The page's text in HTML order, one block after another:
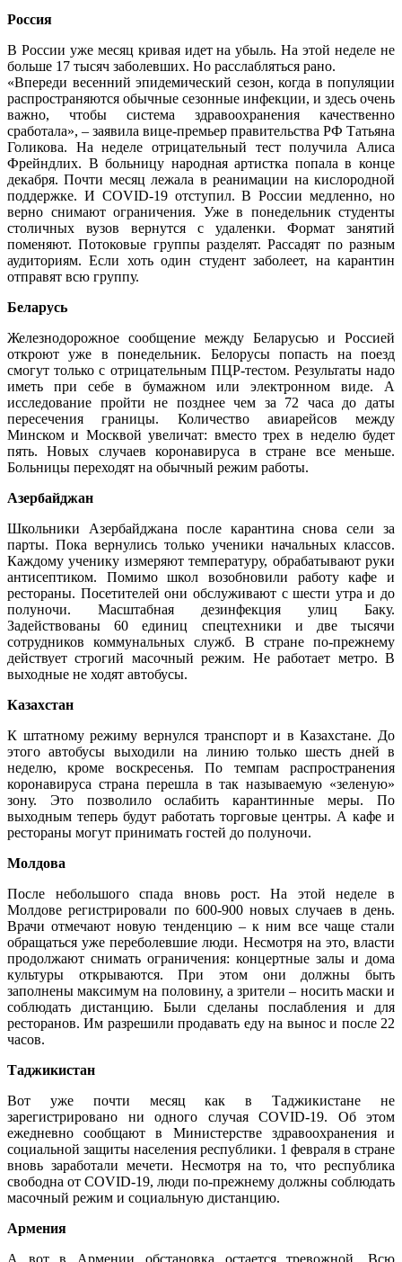
Россия
В России уже месяц кривая идет на убыль. На этой неделе не
больше 17 тысяч заболевших. Но расслабляться рано.
«Впереди весенний эпидемический сезон, когда в популяции
распространяются обычные сезонные инфекции, и здесь очень
важно, чтобы система здравоохранения качественно
сработала», – заявила вице-премьер правительства РФ Татьяна
Голикова. На неделе отрицательный тест получила Алиса
Фрейндлих. В больницу народная артистка попала в конце
декабря. Почти месяц лежала в реанимации на кислородной
поддержке. И COVID-19 отступил. В России медленно, но
верно снимают ограничения. Уже в понедельник студенты
столичных вузов вернутся с удаленки. Формат занятий
поменяют. Потоковые группы разделят. Рассадят по разным
аудиториям. Если хоть один студент заболеет, на карантин
отправят всю группу.
Беларусь
Железнодорожное сообщение между Беларусью и Россией
откроют уже в понедельник. Белорусы попасть на поезд
смогут только с отрицательным ПЦР-тестом. Результаты надо
иметь при себе в бумажном или электронном виде. А
исследование пройти не позднее чем за 72 часа до даты
пересечения границы. Количество авиарейсов между
Минском и Москвой увеличат: вместо трех в неделю будет
пять. Новых случаев коронавируса в стране все меньше.
Больницы переходят на обычный режим работы.
Азербайджан
Школьники Азербайджана после карантина снова сели за
парты. Пока вернулись только ученики начальных классов.
Каждому ученику измеряют температуру, обрабатывают руки
антисептиком. Помимо школ возобновили работу кафе и
рестораны. Посетителей они обслуживают с шести утра и до
полуночи. Масштабная дезинфекция улиц Баку.
Задействованы 60 единиц спецтехники и две тысячи
сотрудников коммунальных служб. В стране по-прежнему
действует строгий масочный режим. Не работает метро. В
выходные не ходят автобусы.
Казахстан
К штатному режиму вернулся транспорт и в Казахстане. До
этого автобусы выходили на линию только шесть дней в
неделю, кроме воскресенья. По темпам распространения
коронавируса страна перешла в так называемую «зеленую»
зону. Это позволило ослабить карантинные меры. По
выходным теперь будут работать торговые центры. А кафе и
рестораны могут принимать гостей до полуночи.
Молдова
После небольшого спада вновь рост. На этой неделе в
Молдове регистрировали по 600-900 новых случаев в день.
Врачи отмечают новую тенденцию – к ним все чаще стали
обращаться уже переболевшие люди. Несмотря на это, власти
продолжают снимать ограничения: концертные залы и дома
культуры открываются. При этом они должны быть
заполнены максимум на половину, а зрители – носить маски и
соблюдать дистанцию. Были сделаны послабления и для
ресторанов. Им разрешили продавать еду на вынос и после 22
часов.
Таджикистан
Вот уже почти месяц как в Таджикистане не
зарегистрировано ни одного случая COVID-19. Об этом
ежедневно сообщают в Министерстве здравоохранения и
социальной защиты населения республики. 1 февраля в стране
вновь заработали мечети. Несмотря на то, что республика
свободна от COVID-19, люди по-прежнему должны соблюдать
масочный режим и социальную дистанцию.
Армения
А вот в Армении обстановка остается тревожной. Всю